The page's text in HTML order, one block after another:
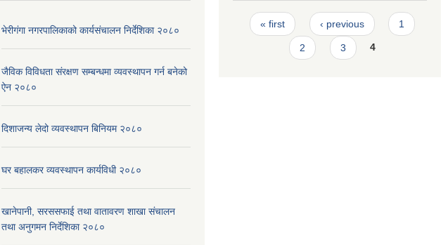
भेरीगंगा नगरपालिकाको कार्यसंचालन निर्देशिका २०८०
जैविक विविधता संरक्षण सम्बन्धमा व्यवस्थापन गर्न बनेको
ऐन २०८०
दिशाजन्य लेदो व्यवस्थापन बिनियम २०८०
घर बहालकर व्यवस्थापन कार्यविधी २०८०
खानेपानी, सरससफाई तथा वातावरण शाखा संचालन
तथा अनुगमन निर्देशिका २०८०
Pages
« first ‹ previous 1
2 3 4